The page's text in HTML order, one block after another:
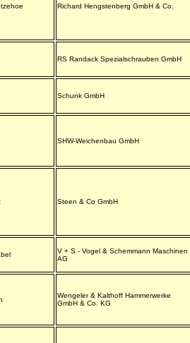
Richard Hengstenberg GmbH & Co.
RS Randack Spezialschrauben GmbH
Schunk GmbH
SHW-Weichenbau GmbH
Steen & Co GmbH
V + S - Vogel & Schemmann Maschinen
AG
Wengeler & Kalthoff Hammerwerke
GmbH & Co. KG